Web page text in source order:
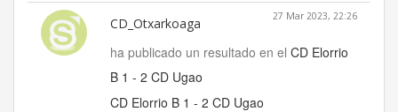
CD_Otxarkoaga 27 Mar 2023, 22:26
ha publicado un resultado en el CD Elorrio
B 1 - 2 CD Ugao
CD Elorrio B 1 - 2 CD Ugao